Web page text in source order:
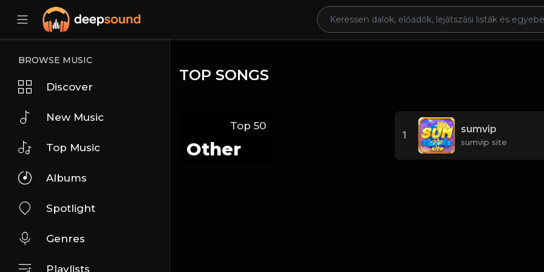
BROWSE MUSIC
Discover
New Music
Top Music
Albums
Spotlight
Genres
Playlists
TOP SONGS
Top 50
Other
1
sumvip
sumvip site